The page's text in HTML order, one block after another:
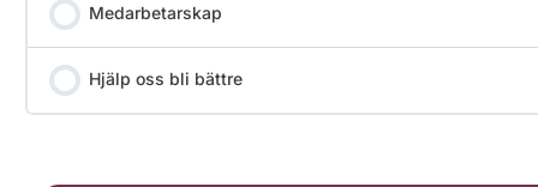
Medarbetarskap
Hjälp oss bli bättre